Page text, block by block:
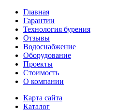
Главная
Гарантии
Технология бурения
Отзывы
Водоснабжение
Оборудование
Проекты
Стоимость
О компании
Карта сайта
Каталог